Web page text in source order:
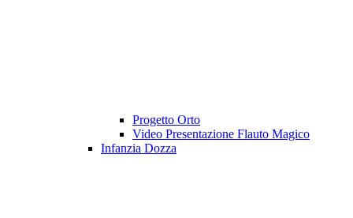
Progetto Orto
Video Presentazione Flauto Magico
Infanzia Dozza